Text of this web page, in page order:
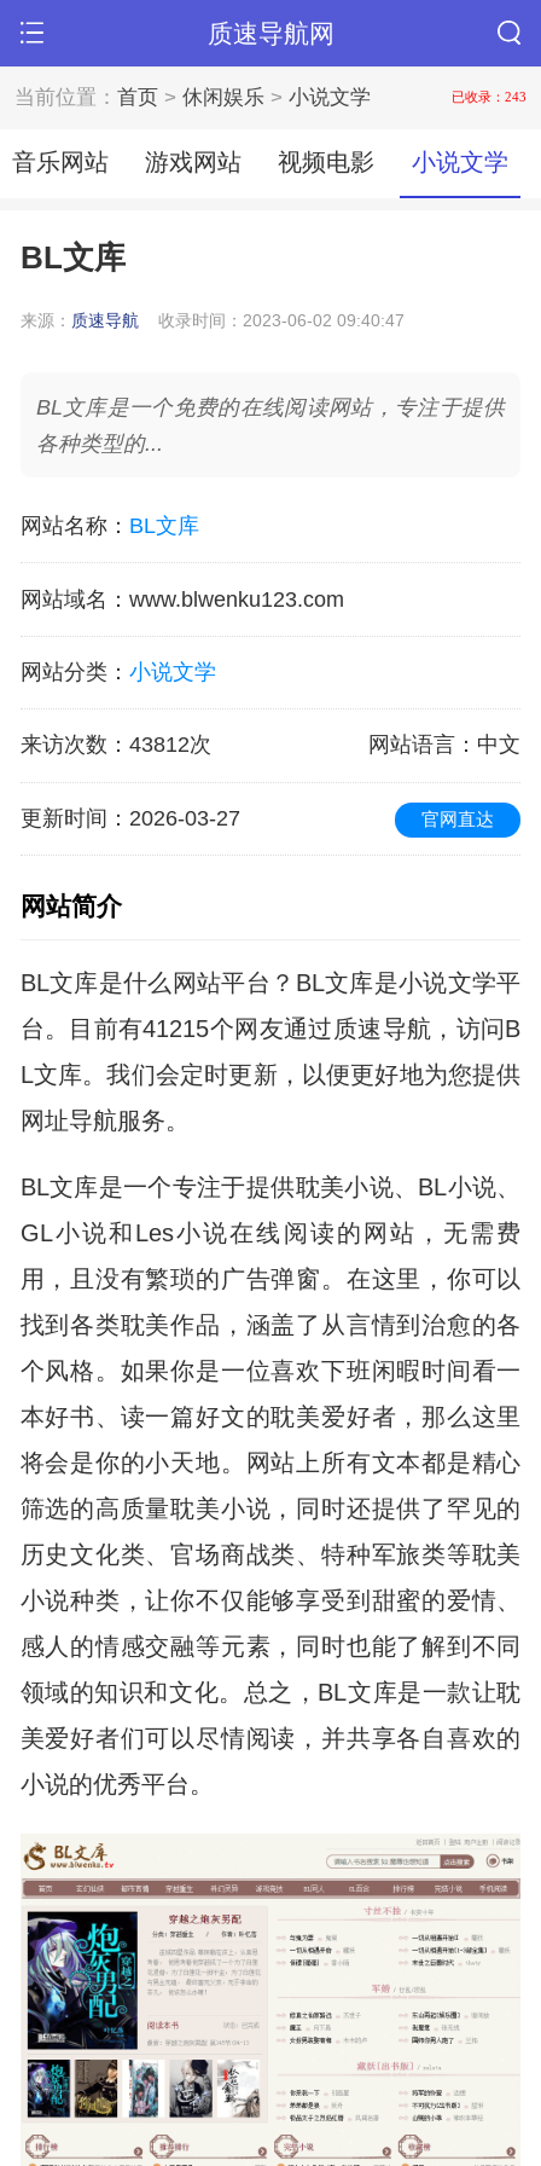
质速导航网
当前位置：首页 >休闲娱乐 >小说文学 已收录：243
音乐网站 游戏网站 视频电影 小说文学
BL文库
来源： 质速导航 收录时间：2023-06-02 09:40:47
BL文库是一个免费的在线阅读网站，专注于提供
各种类型的...
网站名称： BL文库
网站域名 ： www.blwenku123.com
网站分类： 小说文学
来访次数 ： 43812次 网站语言 ：中文
更新时间 ：2026-03-27 官网直达
网站简介
BL文库是什么网站平台？BL文库是小说文学平
台。目前有41215个网友通过质速导航，访问B
L文库。我们会定时更新，以便更好地为您提供
网址导航服务。
BL文库是一个专注于提供耽美小说、BL小说、
GL小说和Les小说在线阅读的网站，无需费
用，且没有繁琐的广告弹窗。在这里，你可以
找到各类耽美作品，涵盖了从言情到治愈的各
个风格。如果你是一位喜欢下班闲暇时间看一
本好书、读一篇好文的耽美爱好者，那么这里
将会是你的小天地。网站上所有文本都是精心
筛选的高质量耽美小说，同时还提供了罕见的
历史文化类、官场商战类、特种军旅类等耽美
小说种类，让你不仅能够享受到甜蜜的爱情、
感人的情感交融等元素，同时也能了解到不同
领域的知识和文化。总之，BL文库是一款让耽
美爱好者们可以尽情阅读，并共享各自喜欢的
小说的优秀平台。